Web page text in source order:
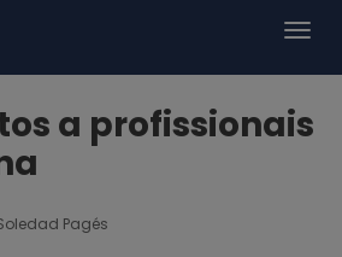
a profissionais
Pagés